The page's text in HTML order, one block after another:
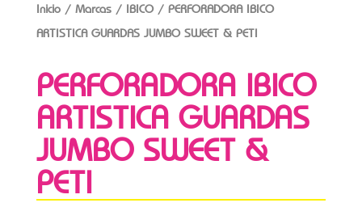
Inicio/ Marcas/ IBICO/ PERFORADORA IBICO
ARTISTICA GUARDAS JUMBO SWEET & PETI
PERFORADORA IBICO
ARTISTICA GUARDAS
JUMBO SWEET &
PETI